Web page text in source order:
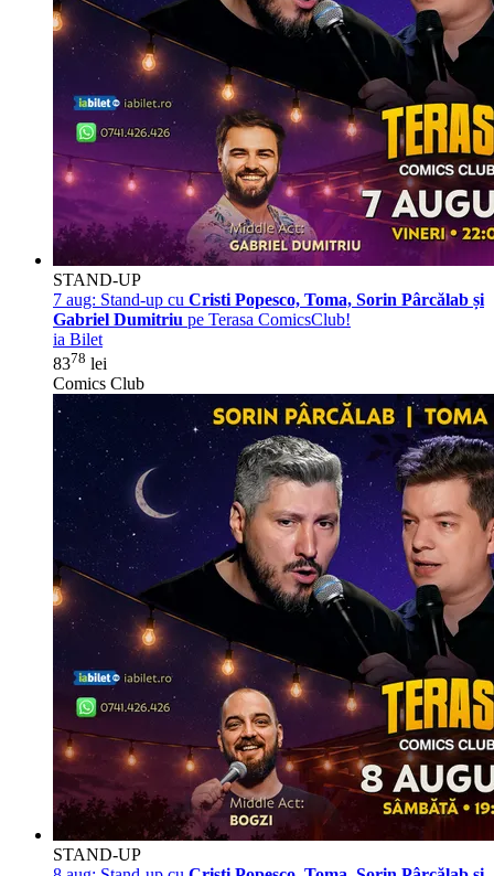
STAND-UP
7 aug: Stand-up cu Cristi Popesco, Toma, Sorin Pârcălab și
Gabriel Dumitriu pe Terasa ComicsClub!
ia Bilet
8378 lei
Comics Club
STAND-UP